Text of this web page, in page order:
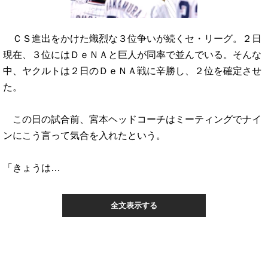
ＣＳ進出をかけた熾烈な３位争いが続くセ・リーグ。２日
現在、３位にはＤｅＮＡと巨人が同率で並んでいる。そんな
中、ヤクルトは２日のＤｅＮＡ戦に辛勝し、２位を確定させ
た。
この日の試合前、宮本ヘッドコーチはミーティングでナイ
ンにこう言って気合を入れたという。
「きょうは…
全文表示する